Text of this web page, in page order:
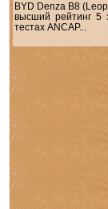
BYD Denza B8
высший рейтинг 5
тестах ANCAP...